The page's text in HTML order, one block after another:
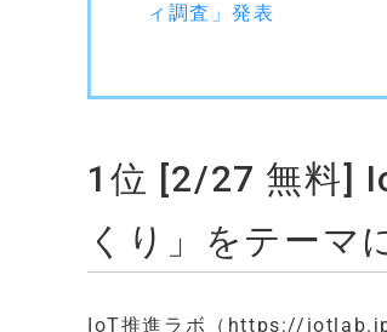
ィ調査」発表
1位 [2/27 無料]
くり」をテーマ
IoT推進ラボ（https://